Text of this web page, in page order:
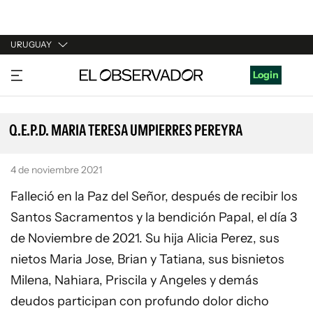
URUGUAY
URUGUAY
ARGENTINA
ESPAÑA
Login
Q.E.P.D. MARIA TERESA UMPIERRES PEREYRA
4 de noviembre 2021
Falleció en la Paz del Señor, después de recibir los
Santos Sacramentos y la bendición Papal, el día 3
de Noviembre de 2021. Su hija Alicia Perez, sus
nietos Maria Jose, Brian y Tatiana, sus bisnietos
Milena, Nahiara, Priscila y Angeles y demás
deudos participan con profundo dolor dicho